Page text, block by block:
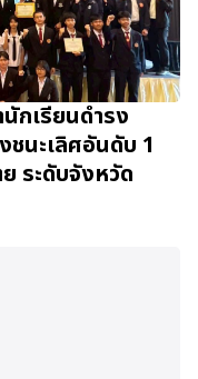
กเรียนดำรง
ชนะเลิศอันดับ 1
ระดับจังหวัด